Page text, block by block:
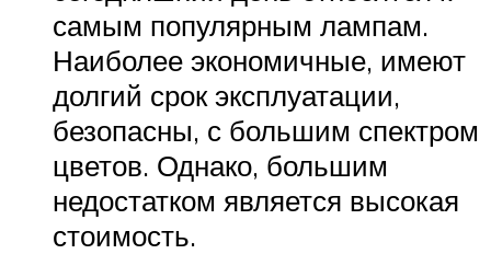
самым популярным лампам.
Наиболее экономичные, имеют
долгий срок эксплуатации,
безопасны, с большим спектром
цветов. Однако, большим
недостатком является высокая
стоимость.